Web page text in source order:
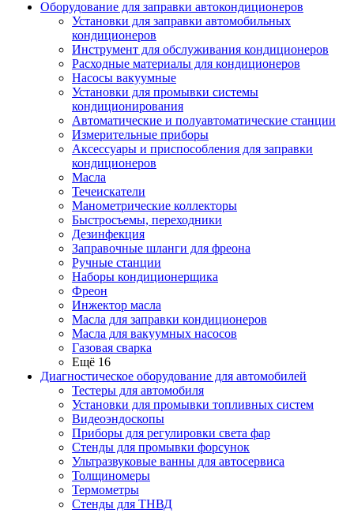
Оборудование для заправки автокондиционеров
Установки для заправки автомобильных
кондиционеров
Инструмент для обслуживания кондиционеров
Расходные материалы для кондиционеров
Насосы вакуумные
Установки для промывки системы
кондиционирования
Автоматические и полуавтоматические станции
Измерительные приборы
Аксессуары и приспособления для заправки
кондиционеров
Масла
Течеискатели
Манометрические коллекторы
Быстросъемы, переходники
Дезинфекция
Заправочные шланги для фреона
Ручные станции
Наборы кондиционерщика
Фреон
Инжектор масла
Масла для заправки кондиционеров
Масла для вакуумных насосов
Газовая сварка
Ещё 16
Диагностическое оборудование для автомобилей
Тестеры для автомобиля
Установки для промывки топливных систем
Видеоэндоскопы
Приборы для регулировки света фар
Стенды для промывки форсунок
Ультразвуковые ванны для автосервиса
Толщиномеры
Термометры
Стенды для ТНВД